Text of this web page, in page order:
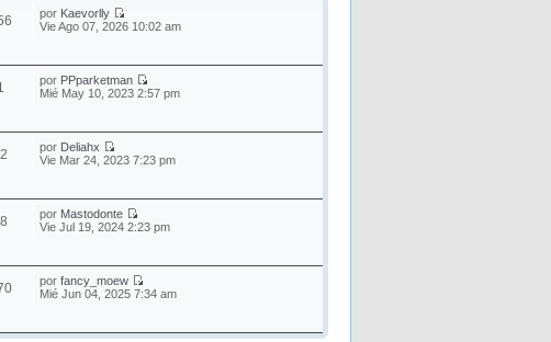
por Kaevorlly
Vie Ago 07, 2026 10:02 am
por PPparketman
Mié May 10, 2023 2:57 pm
por Deliahx
Vie Mar 24, 2023 7:23 pm
por Mastodonte
Vie Jul 19, 2024 2:23 pm
porfancy_moew
Mié Jun 04, 2025 7:34 am